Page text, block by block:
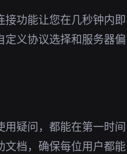
功能让您在几秒钟内即
定义协议选择和服务器偏
疑问，都能在第一时间
文档，确保每位用户都能